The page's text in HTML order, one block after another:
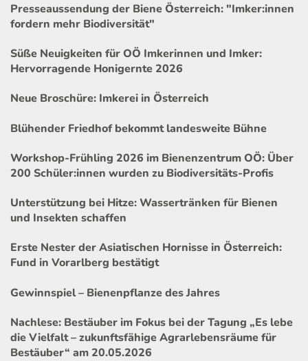
Presseaussendung der Biene Österreich: "Imker:innen
fordern mehr Biodiversität"
Süße Neuigkeiten für OÖ Imkerinnen und Imker:
Hervorragende Honigernte 2026
Neue Broschüre: Imkerei in Österreich
Blühender Friedhof bekommt landesweite Bühne
Workshop-Frühling 2026 im Bienenzentrum OÖ: Über
200 Schüler:innen wurden zu Biodiversitäts-Profis
Unterstützung bei Hitze: Wassertränken für Bienen
und Insekten schaffen
Erste Nester der Asiatischen Hornisse in Österreich:
Fund in Vorarlberg bestätigt
Gewinnspiel – Bienenpflanze des Jahres
Nachlese: Bestäuber im Fokus bei der Tagung „Es lebe
die Vielfalt – zukunftsfähige Agrarlebensräume für
Bestäuber“ am 20.05.2026